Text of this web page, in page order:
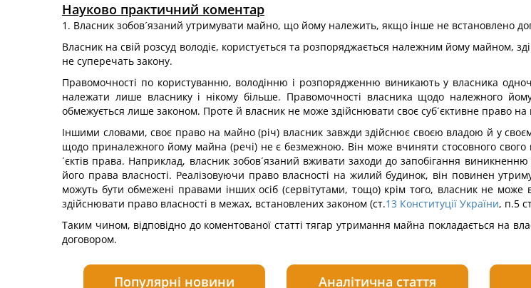
Науково практичний коментар
1. Власник зобов´язаний утримувати майно, що йому належить, якщо інше не встановлено
Власник на свій розсуд володіє, користується та розпоряджається належним йому майном,
не суперечать закону.
Правомочності по користуванню, володінню і розпорядженню виникають у власника
належати лише власнику і нікому більше. Правомочності власника щодо належного
обмежується лише законом. Проте й власник не може здійснювати своє суб´єктивне право
Іншими словами, своє право на майно (річ) власник завжди здійснює своєю владою й у
щодо приналежного йому майна (речі) не є безмежною. Він може вчиняти стосовного свого
´єктів права. Наприклад, власник зобов´язаний вживати заходи до запобігання
його права власності. Реалізовуючи право власності на жилий будинок, він повинен
можуть бути обмежені правами інших осіб (сервітутами, тощо) крім того, власник не може
здійснювати право власності в межах, встановлених законом (ст.13 Конституції України, п.5
Таким чином, відповідно до коментованої статті тягар утримання майна покладається на
договором.
Популярні новини Аналітична стаття